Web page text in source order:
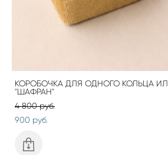
КОРОБОЧКА ДЛЯ ОДНОГО КОЛЬЦА
"ШАФРАН"
4 800 pуб.
900 pуб.